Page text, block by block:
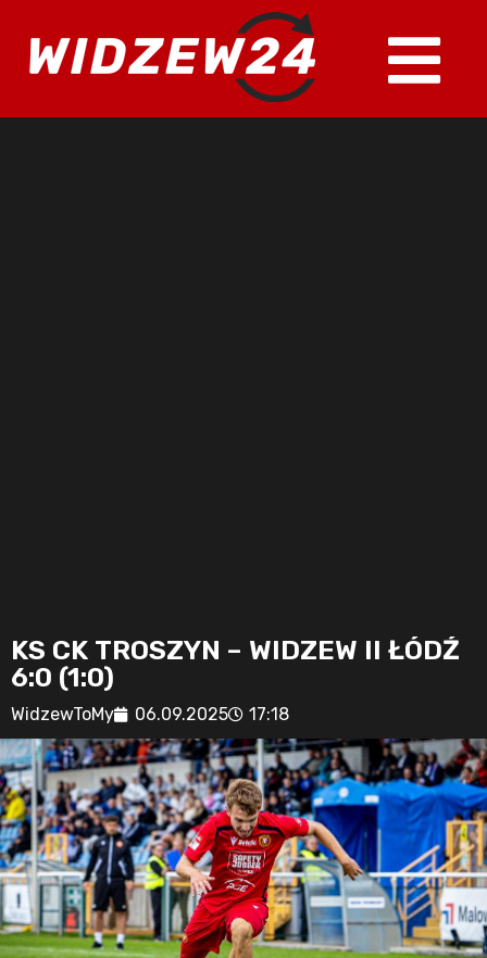
KS CK TROSZYN – WIDZEW II ŁÓDŹ
6:0 (1:0)
WidzewToMy 06.09.2025 17:18